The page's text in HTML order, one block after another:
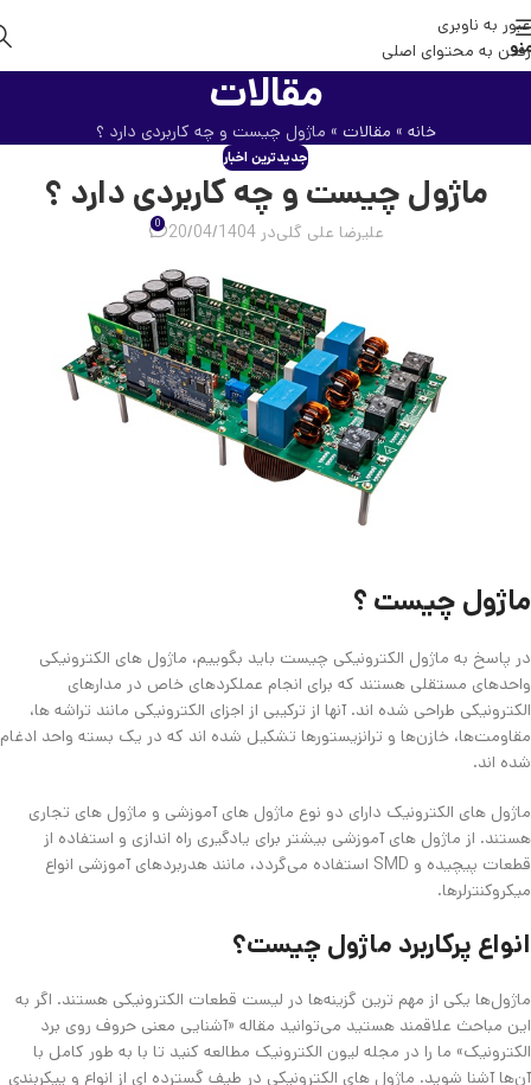
عبور به ناوبری
رفتن به محتوای اصلی
مقالات
خانه » مقالات » ماژول چیست و چه کاربردی دارد ؟
جدیدترین اخبار
ماژول چیست و چه کاربردی دارد ؟
علیرضا علی گلیدر 20/04/1404 0
ماژول چیست ؟
در پاسخ به ماژول الکترونیکی چیست باید بگوییم، ماژول های الکترونیکی
واحدهای مستقلی هستند که برای انجام عملکردهای خاص در مدارهای
الکترونیکی طراحی شده اند. آنها از ترکیبی از اجزای الکترونیکی مانند تراشه ها،
مقاومت‌ها، خازن‌ها و ترانزیستورها تشکیل شده اند که در یک بسته واحد ادغام
شده اند.
ماژول های الکترونیک دارای دو نوع ماژول های آموزشی و ماژول های تجاری
هستند. از ماژول های آموزشی بیشتر برای یادگیری راه اندازی و استفاده از
قطعات پیچیده و SMD استفاده می‌گردد، مانند هدربردهای آموزشی انواع
میکروکنترلرها.
انواع پرکاربرد ماژول چیست؟
ماژول‌ها یکی از مهم ترین گزینه‌ها در لیست قطعات الکترونیکی هستند. اگر به
این مباحث علاقمند هستید می‌توانید مقاله «آشنایی معنی حروف روی برد
الکترونیک» ما را در مجله لیون الکترونیک مطالعه کنید تا با به طور کامل با
آن‌ها آشنا شوید. ماژول های الکترونیکی در طیف گسترده ای از انواع و پیکربندی